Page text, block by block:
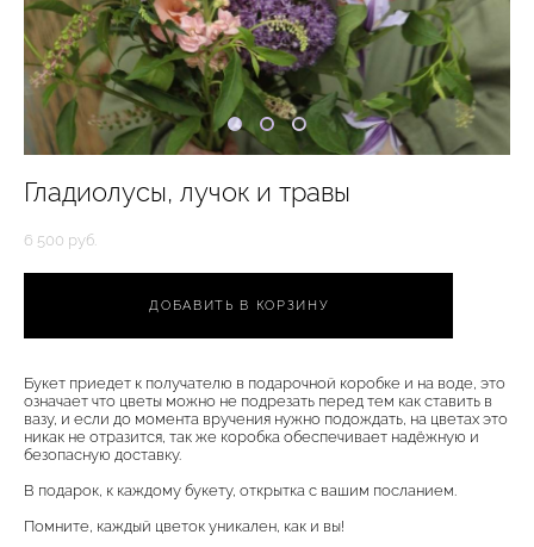
Гладиолусы, лучок и травы
6 500 pуб.
ДОБАВИТЬ В КОРЗИНУ
Букет приедет к получателю в подарочной коробке и на воде, это
означает что цветы можно не подрезать перед тем как ставить в
вазу, и если до момента вручения нужно подождать, на цветах это
никак не отразится, так же коробка обеспечивает надёжную и
безопасную доставку.
В подарок, к каждому букету, открытка с вашим посланием.
Помните, каждый цветок уникален, как и вы!